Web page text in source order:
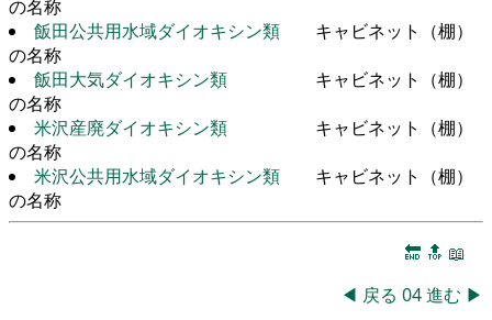
の名称
飯田公共用水域ダイオキシン類
キャビネット（棚）
の名称
飯田大気ダイオキシン類
キャビネット（棚）
の名称
米沢産廃ダイオキシン類
キャビネット（棚）
の名称
米沢公共用水域ダイオキシン類
キャビネット（棚）
の名称
🔚 🔝 📖
◀ 戻る 04進む ▶